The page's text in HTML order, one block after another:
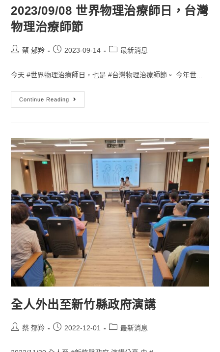
2023/09/08 世界物理治療師日，台灣
物理治療師節
蔡 郁羚 2023-09-14 最新消息
今天 #世界物理治療師日，也是 #台灣物理治療師節。 今年世...
Continue Reading
全人外出至新竹縣政府演講
蔡 郁羚 2022-12-01 最新消息